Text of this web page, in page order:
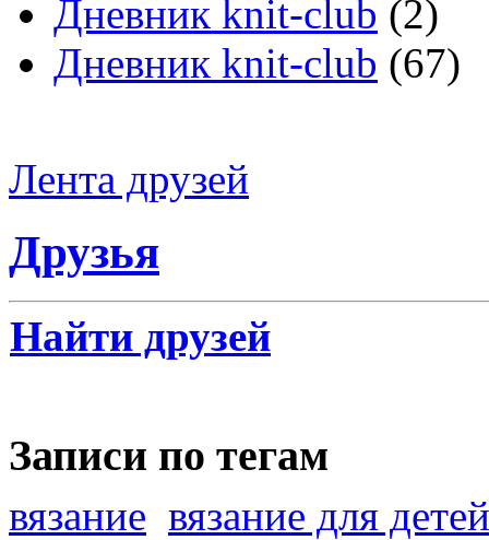
Дневник knit-club (2)
Дневник knit-club (67)
Лента друзей
Друзья
Найти друзей
Записи по тегам
вязание вязание для детей